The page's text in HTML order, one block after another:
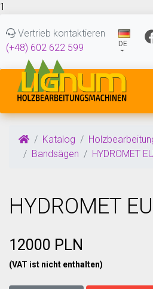
1
Vertrieb kontaktieren
(+48) 602 622 599
DE
Katalog
Bandsägen
HYDROMET
HYDROMET
12000 PLN
(VAT ist nicht enthalten)